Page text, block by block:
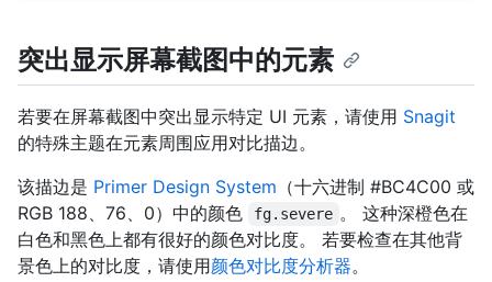
突出显示屏幕截图中的元素
若要在屏幕截图中突出显示特定 UI 元素，请使用 Snagit
的特殊主题在元素周围应用对比描边。
该描边是 Primer Design System （十六进制 #BC4C00 或
RGB 188、76、0）中的颜色
fg.severe 。 这种深橙色在
白色和黑色上都有很好的颜色对比度。 若要检查在其他背
景色上的对比度，请使用颜色对比度分析器。